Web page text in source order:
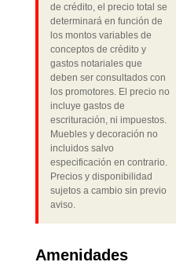
de crédito, el precio total se
determinará en función de
los montos variables de
conceptos de crédito y
gastos notariales que
deben ser consultados con
los promotores. El precio no
incluye gastos de
escrituración, ni impuestos.
Muebles y decoración no
incluidos salvo
especificación en contrario.
Precios y disponibilidad
sujetos a cambio sin previo
aviso.
Amenidades